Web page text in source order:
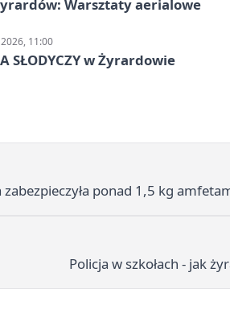
Warsztaty aerialowe
11:00
SŁODYCZY w Żyrardowie
ponad 1,5 kg
Policja w szkołach - jak